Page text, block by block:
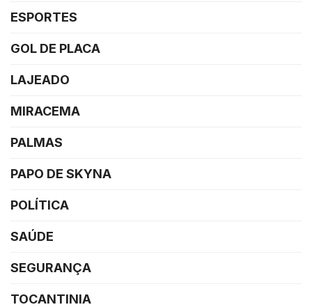
ESPORTES
GOL DE PLACA
LAJEADO
MIRACEMA
PALMAS
PAPO DE SKYNA
POLÍTICA
SAÚDE
SEGURANÇA
TOCANTINIA